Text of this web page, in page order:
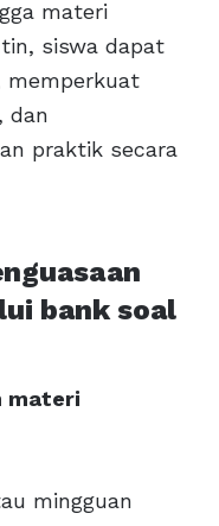
materi
siswa dapat
memperkuat
dan
praktik secara
bank soal
materi
mingguan